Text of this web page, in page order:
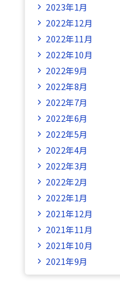
2023年1月
2022年12月
2022年11月
2022年10月
2022年9月
2022年8月
2022年7月
2022年6月
2022年5月
2022年4月
2022年3月
2022年2月
2022年1月
2021年12月
2021年11月
2021年10月
2021年9月